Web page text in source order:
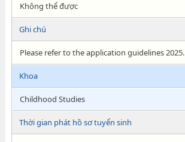
Không thể được
Ghi chú
Please refer to the application guidelines 2025.
Khoa
Childhood Studies
Thời gian phát hồ sơ tuyển sinh